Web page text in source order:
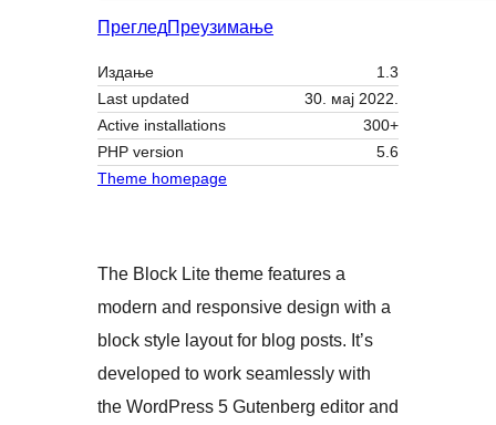
ПрегледПреузимање
Издање
1.3
Last updated
30. мај 2022.
Active installations
300+
PHP version
5.6
Theme homepage
The Block Lite theme features a
modern and responsive design with a
block style layout for blog posts. It’s
developed to work seamlessly with
the WordPress 5 Gutenberg editor and